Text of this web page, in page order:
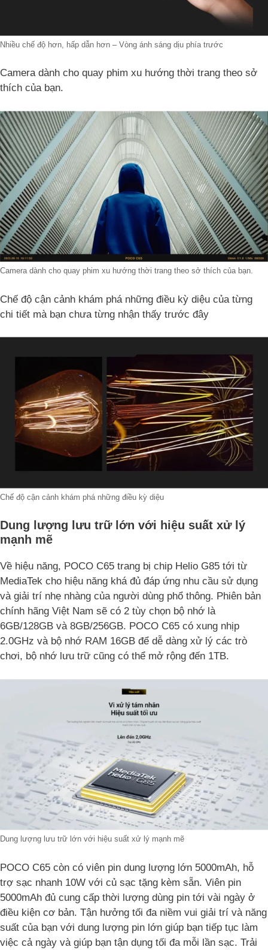
Nhiều chế độ hơn, hấp dẫn hơn – Vòng ánh sáng dịu phía trước
Camera dành cho quay phim xu hướng thời trang theo sở
thích của bạn.
Camera dành cho quay phim xu hướng thời trang theo sở thích của bạn.
Chế độ cận cảnh khám phá những điều kỳ diệu của từng
chi tiết mà bạn chưa từng nhận thấy trước đây
Chế độ cận cảnh khám phá những điều kỳ diệu
Dung lượng lưu trữ lớn với hiệu suất xử lý
mạnh mẽ
Về hiệu năng, POCO C65 trang bị chip Helio G85 tới từ
MediaTek cho hiệu năng khá đủ đáp ứng nhu cầu sử dụng
và giải trí nhẹ nhàng của người dùng phổ thông. Phiên bản
chính hãng Việt Nam sẽ có 2 tùy chọn bộ nhớ là
6GB/128GB và 8GB/256GB. POCO C65 có xung nhịp
2.0GHz và bộ nhớ RAM 16GB để dễ dàng xử lý các trò
chơi, bộ nhớ lưu trữ cũng có thể mở rộng đến 1TB.
Dung lượng lưu trữ lớn với hiệu suất xử lý mạnh mẽ
POCO C65 còn có viên pin dung lượng lớn 5000mAh, hỗ
trợ sạc nhanh 10W với củ sạc tặng kèm sẵn. Viên pin
5000mAh đủ cung cấp thời lượng dùng pin tới vài ngày ở
điều kiện cơ bản. Tận hưởng tối đa niềm vui giải trí và năng
suất của bạn với dung lượng pin lớn giúp bạn tiếp tục làm
việc cả ngày và giúp bạn tận dụng tối đa mỗi lần sạc. Trải